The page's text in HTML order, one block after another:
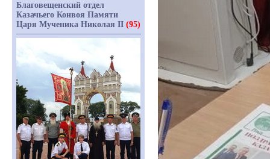
Благовещенский отдел
Казачьего Конвоя Памяти
Царя Мученика Николая II (95)